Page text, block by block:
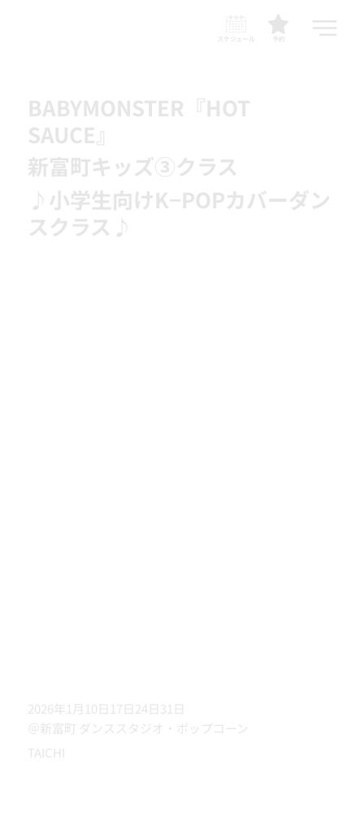
予約
スケジュール
BABYMONSTER『HOT
SAUCE』
新富町キッズ③クラス
♪小学生向けK−POPカバーダン
スクラス♪
2026年1月10日17日24日31日
＠新富町 ダンススタジオ・ポップコーン
TAICHI